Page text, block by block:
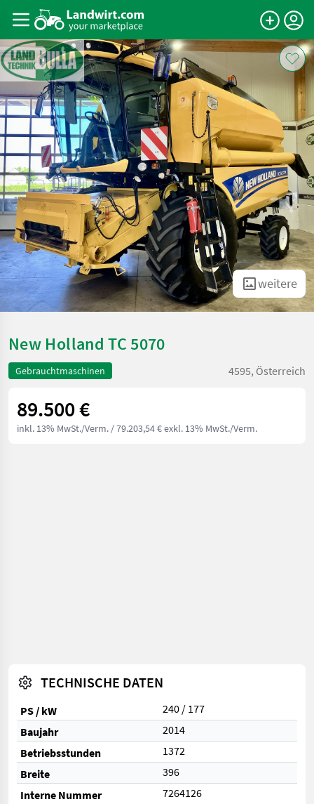
weitere
New Holland TC 5070
Gebrauchtmaschinen 4595, Österreich
89.500 €
inkl. 13% MwSt./Verm. / 79.203,54 € exkl. 13% MwSt./Verm.
TECHNISCHE DATEN
PS / kW
240 / 177
Baujahr
2014
Betriebsstunden
1372
Breite
396
Interne Nummer
7264126